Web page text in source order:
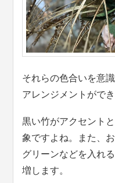
それらの色合いを意
アレンジメントができ
黒い竹がアクセント
象ですよね。また、
グリーンなどを入れ
増します。